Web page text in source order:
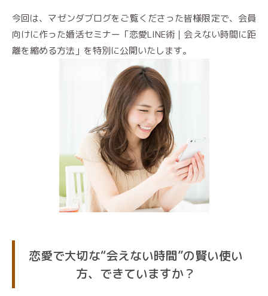
今回は、マゼンダブログをご覧くださった皆様限定で、会員
向けに作った婚活セミナー「恋愛LINE術｜会えない時間に距
離を縮める方法」を特別に公開いたします。
恋愛で大切な“会えない時間”の賢い使い
方、できていますか？